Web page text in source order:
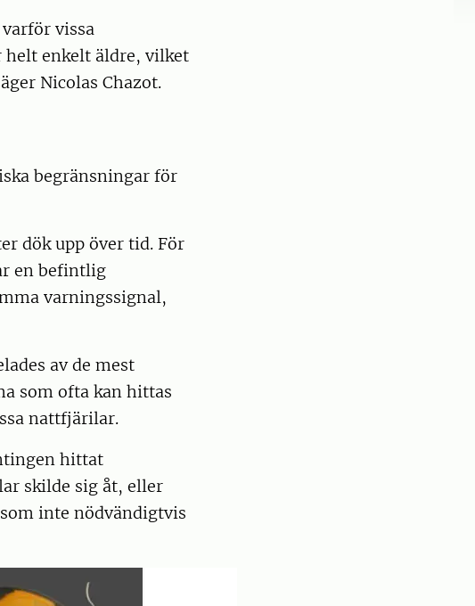
vissa
helt enkelt äldre, vilket
Nicolas Chazot.
begränsningar för
dök upp över tid. För
en befintlig
varningssignal,
av de mest
som ofta kan hittas
nattfjärilar.
hittat
skilde sig åt, eller
inte nödvändigtvis